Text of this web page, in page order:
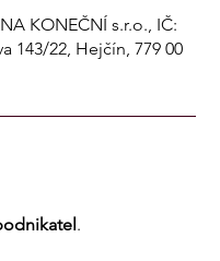
KONEČNÍ s.r.o., IČ:
143/22, Hejčín, 779 00
.